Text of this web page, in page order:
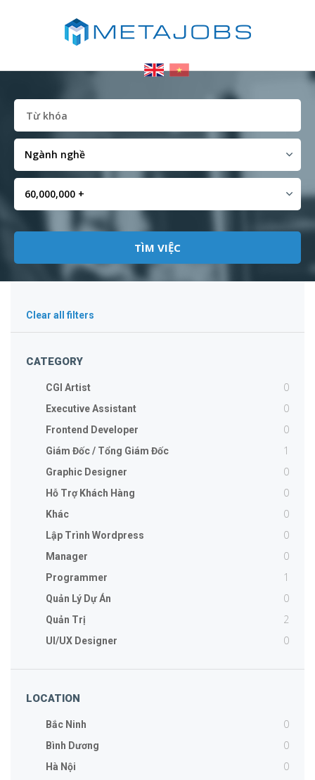
Clear all filters
CATEGORY
CGI Artist 0
Executive Assistant 0
Frontend Developer 0
Giám Đốc / Tổng Giám Đốc 1
Graphic Designer 0
Hỗ Trợ Khách Hàng 0
Khác 0
Lập Trình Wordpress 0
Manager 0
Programmer 1
Quản Lý Dự Án 0
Quản Trị 2
UI/UX Designer 0
LOCATION
Bắc Ninh 0
Bình Dương 0
Hà Nội 0